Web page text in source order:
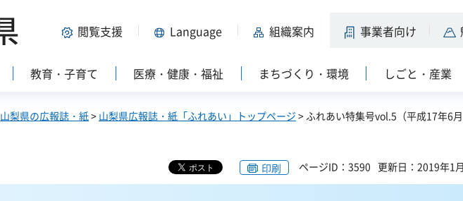
閲覧支援 Language 組織案内 事業者向け
教育・子育て 医療・健康・福祉 まちづくり・環境 しごと・産業
山梨県の広報誌・紙> 山梨県広報誌・紙「ふれあい」トップページ > ふれあい特集号vol.5（平成17年6
印刷 ページID：3590 更新日：2019年1